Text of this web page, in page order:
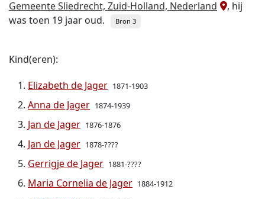
Gemeente Sliedrecht, Zuid-Holland, Nederland
, hij
was toen 19 jaar oud.
Bron 3
Kind(eren):
Elizabeth de Jager 1871-1903
Anna de Jager 1874-1939
Jan de Jager 1876-1876
Jan de Jager 1878-????
Gerrigje de Jager 1881-????
Maria Cornelia de Jager 1884-1912